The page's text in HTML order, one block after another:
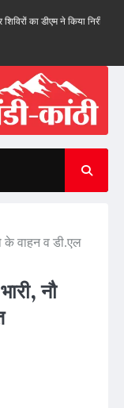
डीएम ने किया निरीक्षण,
के वाहन व डी.एल
नौ